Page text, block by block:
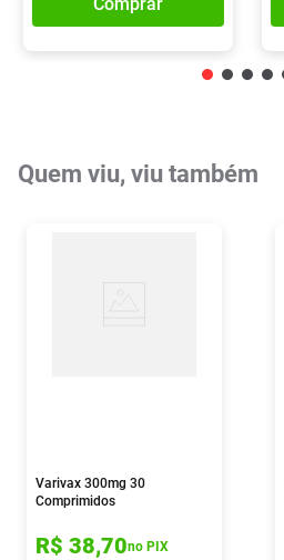
Quem viu, viu também
Varivax 300mg 30
Comprimidos
R$ 38,70no PIX